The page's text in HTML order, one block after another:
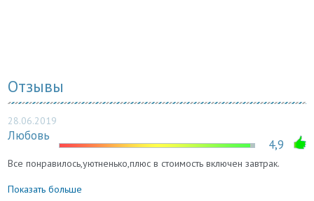
Отзывы
28.06.2019
Любовь
4,9
Все понравилось,уютненько,плюс в стоимость включен завтрак.
Показать больше